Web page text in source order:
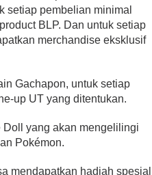
setiap pembelian minimal
BLP. Dan untuk setiap
merchandise eksklusif
Gachapon, untuk setiap
up UT yang ditentukan.
yang akan mengelilingi
Pokémon.
mendapatkan hadiah spesial